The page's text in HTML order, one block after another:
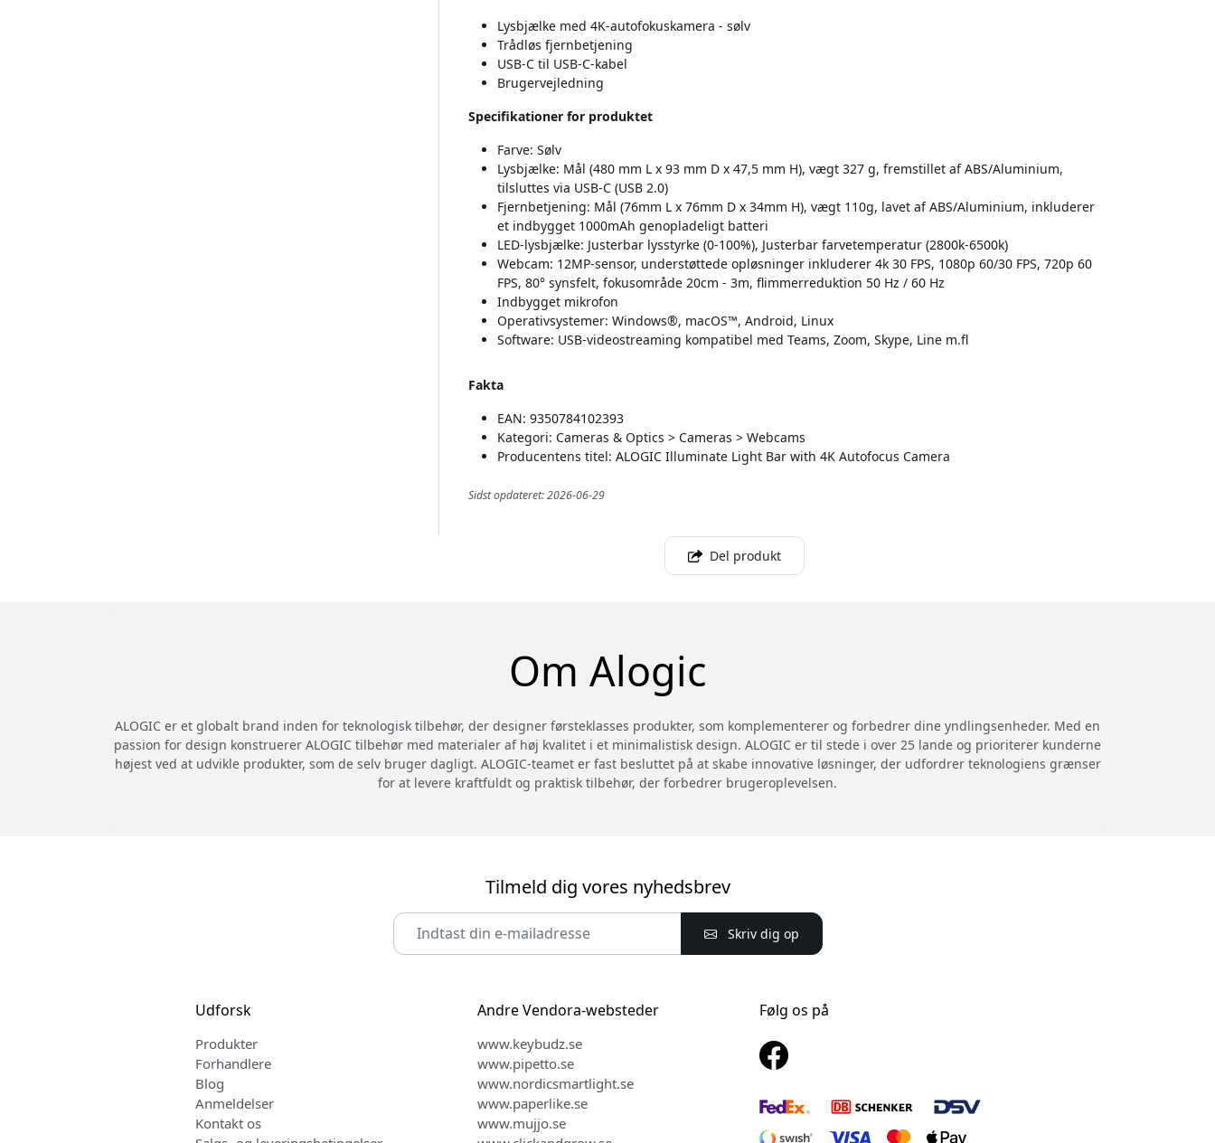
Lysbjælke med 4K-autofokuskamera - sølv
Trådløs fjernbetjening
USB-C til USB-C-kabel
Brugervejledning
Specifikationer for produktet
Farve: Sølv
Lysbjælke: Mål (480 mm L x 93 mm D x 47,5 mm H), vægt 327 g, fremstillet af ABS/Aluminium,
tilsluttes via USB-C (USB 2.0)
Fjernbetjening: Mål (76mm L x 76mm D x 34mm H), vægt 110g, lavet af ABS/Aluminium, inkluderer
et indbygget 1000mAh genopladeligt batteri
LED-lysbjælke: Justerbar lysstyrke (0-100%), Justerbar farvetemperatur (2800k-6500k)
Webcam: 12MP-sensor, understøttede opløsninger inkluderer 4k 30 FPS, 1080p 60/30 FPS, 720p 60
FPS, 80° synsfelt, fokusområde 20cm - 3m, flimmerreduktion 50 Hz / 60 Hz
Indbygget mikrofon
Operativsystemer: Windows®, macOS™, Android, Linux
Software: USB-videostreaming kompatibel med Teams, Zoom, Skype, Line m.fl
Fakta
EAN: 9350784102393
Kategori: Cameras & Optics > Cameras > Webcams
Producentens titel: ALOGIC Illuminate Light Bar with 4K Autofocus Camera
Sidst opdateret: 2026-06-29
Del produkt
Om Alogic
ALOGIC er et globalt brand inden for teknologisk tilbehør, der designer førsteklasses produkter, som komplementerer og forbedrer dine yndlingsenheder. Med en
passion for design konstruerer ALOGIC tilbehør med materialer af høj kvalitet i et minimalistisk design. ALOGIC er til stede i over 25 lande og prioriterer kunderne
højest ved at udvikle produkter, som de selv bruger dagligt. ALOGIC-teamet er fast besluttet på at skabe innovative løsninger, der udfordrer teknologiens grænser
for at levere kraftfuldt og praktisk tilbehør, der forbedrer brugeroplevelsen.
Tilmeld dig vores nyhedsbrev
Skriv dig op
Udforsk
Produkter
Forhandlere
Blog
Anmeldelser
Kontakt os
Andre Vendora-websteder
www.keybudz.se
www.pipetto.se
www.nordicsmartlight.se
www.paperlike.se
www.mujjo.se
Følg os på